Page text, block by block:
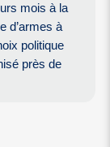
mois à la
d’armes à
politique
près de